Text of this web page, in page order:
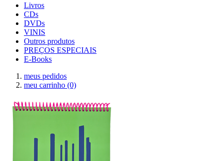
Livros
CDs
DVDs
VINIS
Outros produtos
PREÇOS ESPECIAIS
E-Books
meus pedidos
meu carrinho (0)